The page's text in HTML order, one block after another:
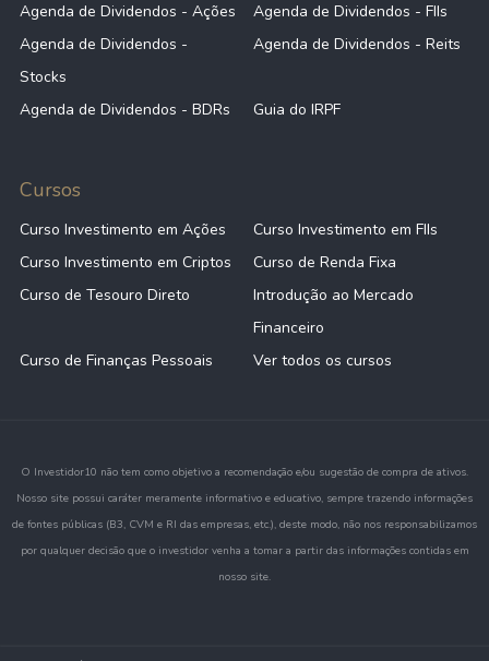
Agenda de Dividendos - Ações
Agenda de Dividendos - FIIs
Agenda de Dividendos -
Stocks
Agenda de Dividendos - Reits
Agenda de Dividendos - BDRs Guia do IRPF
Cursos
Curso Investimento em Ações
Curso Investimento em FIIs
Curso Investimento em Criptos
Curso de Renda Fixa
Curso de Tesouro Direto
Introdução ao Mercado
Financeiro
Curso de Finanças Pessoais
Ver todos os cursos
O Investidor10 não tem como objetivo a recomendação e/ou sugestão de compra de ativos.
Nosso site possui caráter meramente informativo e educativo, sempre trazendo informações
de fontes públicas (B3, CVM e RI das empresas, etc.), deste modo, não nos responsabilizamos
por qualquer decisão que o investidor venha a tomar a partir das informações contidas em
nosso site.